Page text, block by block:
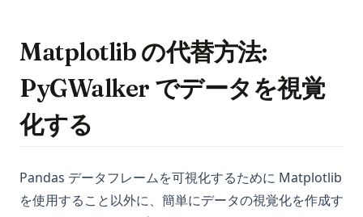
Matplotlib の代替方法:
PyGWalker でデータを視覚
化する
Pandas データフレームを可視化するために Matplotlib
を使用すること以外に、簡単にデータの視覚化を作成す